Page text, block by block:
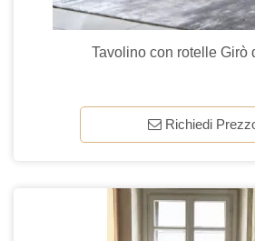
Tavolino con rotelle Girò
Richiedi